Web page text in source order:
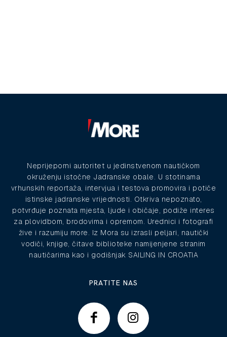
Neprijeporni autoritet u jedinstvenom nautičkom
okruženju istočne Jadranske obale. U stotinama
vrhunskih reportaža, intervjua i testova promovira i potiče
istinske jadranske vrijednosti. Otkriva nepoznato,
potvrđuje poznata mjesta, ljude i običaje, podiže interes
za plovidbom, brodovima i opremom. Urednici i fotografi
žive i razumiju more. Iz Mora su izrasli peljari, nautički
vodiči, knjige, čitave biblioteke namijenjene stranim
nautičarima kao i godišnjak SAILING IN CROATIA
PRATITE NAS